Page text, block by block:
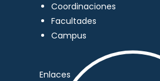
Coordinaciones
Facultades
Campus
Enlaces